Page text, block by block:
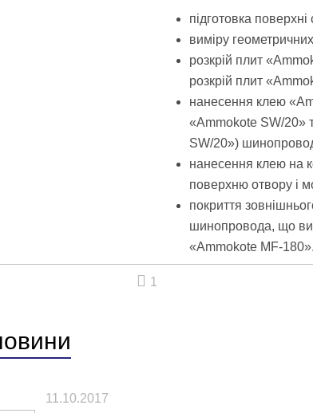
1
підготовка
виміру
розкрій плит
розкрій плит
нанесення клею
«Ammokote SW/20»
SW/20»)
нанесення клею на
поверхню отвору і
покриття
шинопровода, що
«Ammokote MF-180».
11.10.2017